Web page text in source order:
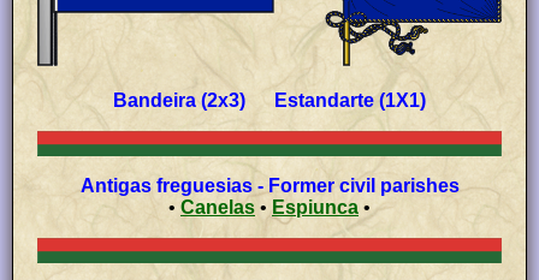
Bandeira (2x3) Estandarte (1X1)
Antigas freguesias - Former civil parishes
• Canelas • Espiunca •